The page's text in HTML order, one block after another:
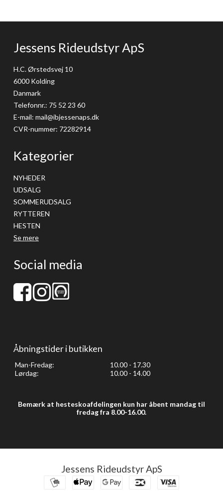
Jessens Rideudstyr ApS
H.C. Ørstedsvej 10
6000 Kolding
Danmark
Telefonnr.: 75 52 23 60
E-mail: mail@ibjessenaps.dk
CVR-nummer: 72282914
Kategorier
NYHEDER
UDSALG
SOMMERUDSALG
RYTTEREN
HESTEN
Se mere
Social media
Åbningstider i butikken
Man-Fredag:
10.00 - 17.30
Lørdag:
10.00 - 14.00
Bemærk at hesteskoafdelingen kun har åbent mandag til
fredag fra 8.00-16.00.
Jessens Rideudstyr ApS